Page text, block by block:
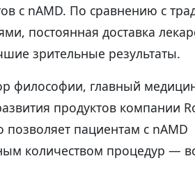
с nAMD. По сравнению с
постоянная доставка
зрительные результаты.
философии, главный
продуктов компании
пациентам с nAMD
количеством процедур —